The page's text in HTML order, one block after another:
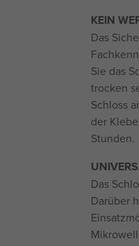
KEIN
Das
Sie das
trocken
Schloss
der
Stunden.
Das
Darüber